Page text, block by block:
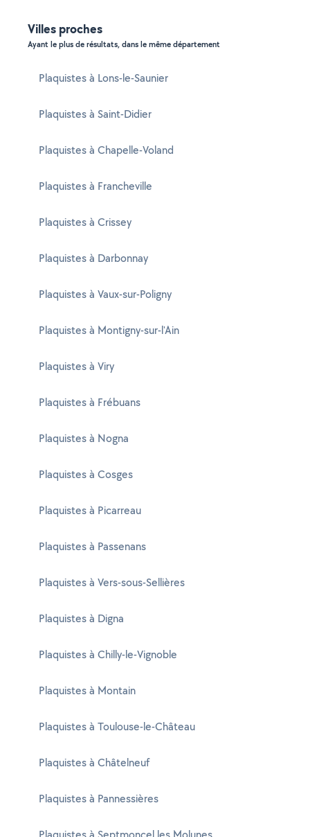
Villes proches
Ayant le plus de résultats, dans le même département
Plaquistes à Lons-le-Saunier
Plaquistes à Saint-Didier
Plaquistes à Chapelle-Voland
Plaquistes à Francheville
Plaquistes à Crissey
Plaquistes à Darbonnay
Plaquistes à Vaux-sur-Poligny
Plaquistes à Montigny-sur-l'Ain
Plaquistes à Viry
Plaquistes à Frébuans
Plaquistes à Nogna
Plaquistes à Cosges
Plaquistes à Picarreau
Plaquistes à Passenans
Plaquistes à Vers-sous-Sellières
Plaquistes à Digna
Plaquistes à Chilly-le-Vignoble
Plaquistes à Montain
Plaquistes à Toulouse-le-Château
Plaquistes à Châtelneuf
Plaquistes à Pannessières